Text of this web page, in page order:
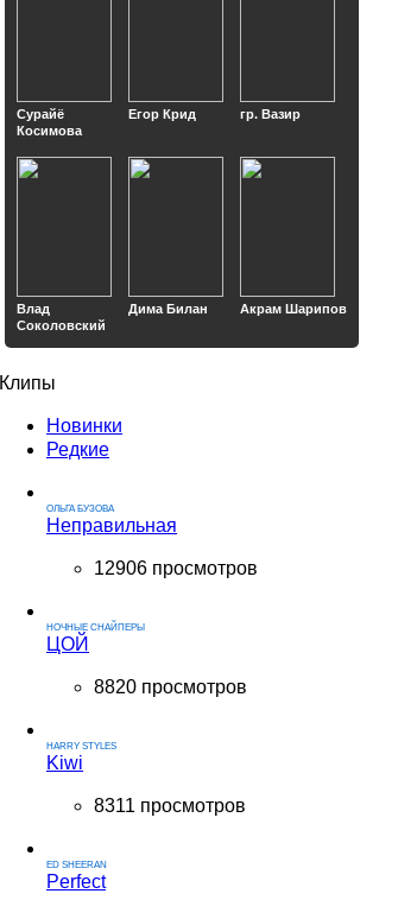
Сурайё
Косимова
Егор Крид гр. Вазир
Влад
Соколовский
Дима Билан Акрам Шарипов
Клипы
Новинки
Редкие
ОЛЬГА БУЗОВА
Неправильная
12906 просмотров
НОЧНЫЕ СНАЙПЕРЫ
ЦОЙ
8820 просмотров
HARRY STYLES
Kiwi
8311 просмотров
ED SHEERAN
Perfect